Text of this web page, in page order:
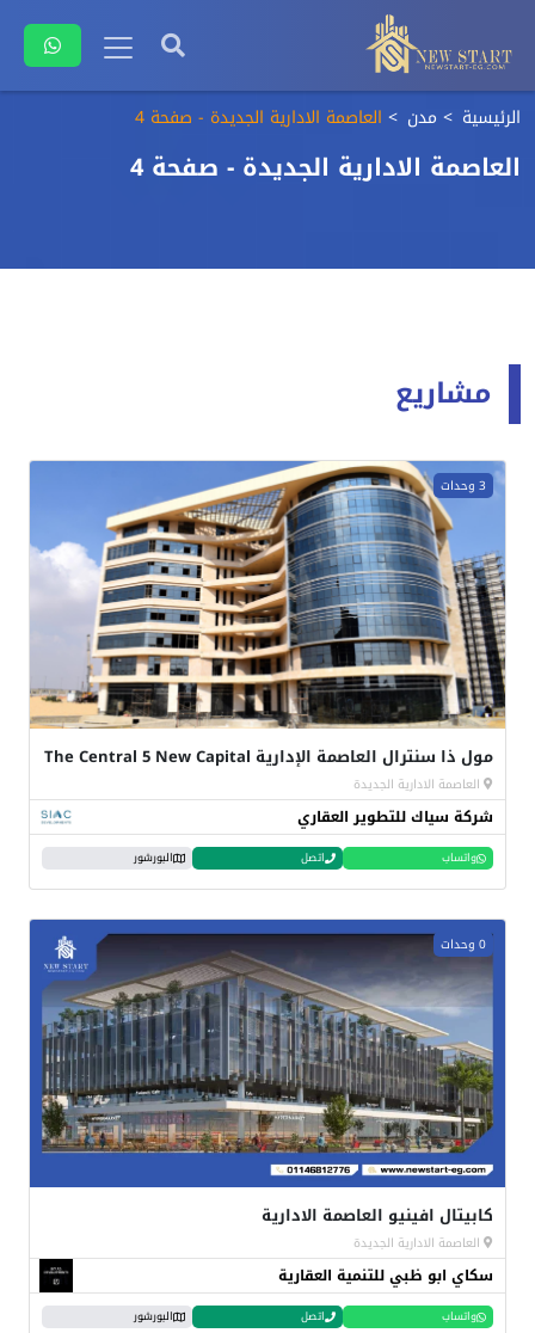
الرئيسية مدن العاصمة الادارية الجديدة - صفحة 4
العاصمة الادارية الجديدة - صفحة 4
مشاريع
3 وحدات
مول ذا سنترال العاصمة الإدارية The Central 5 New Capital
العاصمة الادارية الجديدة
شركة سياك للتطوير العقاري
واتساب اتصل البورشور
0 وحدات
كابيتال افينيو العاصمة الادارية
العاصمة الادارية الجديدة
سكاي ابو ظبي للتنمية العقارية
واتساب اتصل البورشور